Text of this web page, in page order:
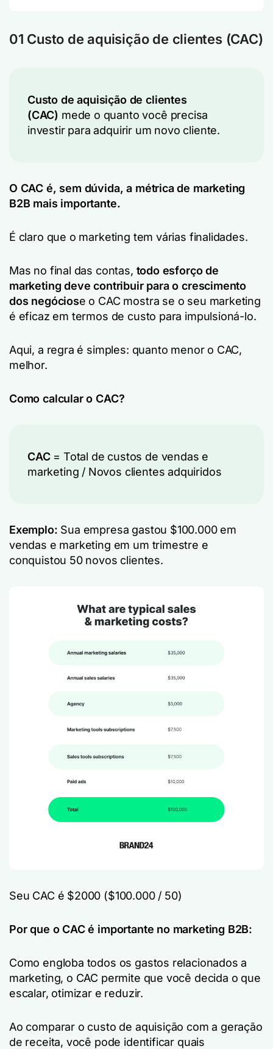
01 Custo de aquisição de clientes (CAC)
Custo de aquisição de clientes
(CAC) mede o quanto você precisa
investir para adquirir um novo cliente.
O CAC é, sem dúvida, a métrica de marketing
B2B mais importante.
É claro que o marketing tem várias finalidades.
Mas no final das contas, todo esforço de
marketing deve contribuir para o crescimento
dos negóciose o CAC mostra se o seu marketing
é eficaz em termos de custo para impulsioná-lo.
Aqui, a regra é simples: quanto menor o CAC,
melhor.
Como calcular o CAC?
CAC= Total de custos de vendas e
marketing / Novos clientes adquiridos
Exemplo: Sua empresa gastou $100.000 em
vendas e marketing em um trimestre e
conquistou 50 novos clientes.
Seu CAC é $2000 ($100.000 / 50)
Por que o CAC é importante no marketing B2B:
Como engloba todos os gastos relacionados a
marketing, o CAC permite que você decida o que
escalar, otimizar e reduzir.
Ao comparar o custo de aquisição com a geração
de receita, você pode identificar quais